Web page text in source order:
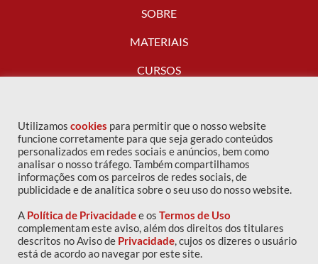
SOBRE
MATERIAIS
CURSOS
FALE CONOSCO
Copyright © 2016 IPOG - Todos os direitos reservados
Utilizamos cookies para permitir que o nosso website
funcione corretamente para que seja gerado conteúdos
personalizados em redes sociais e anúncios, bem como
analisar o nosso tráfego. Também compartilhamos
informações com os parceiros de redes sociais, de
publicidade e de analítica sobre o seu uso do nosso website.
A Política de Privacidadee os Termos de Uso
complementam este aviso, além dos direitos dos titulares
descritos no Aviso de Privacidade, cujos os dizeres o usuário
está de acordo ao navegar por este site.